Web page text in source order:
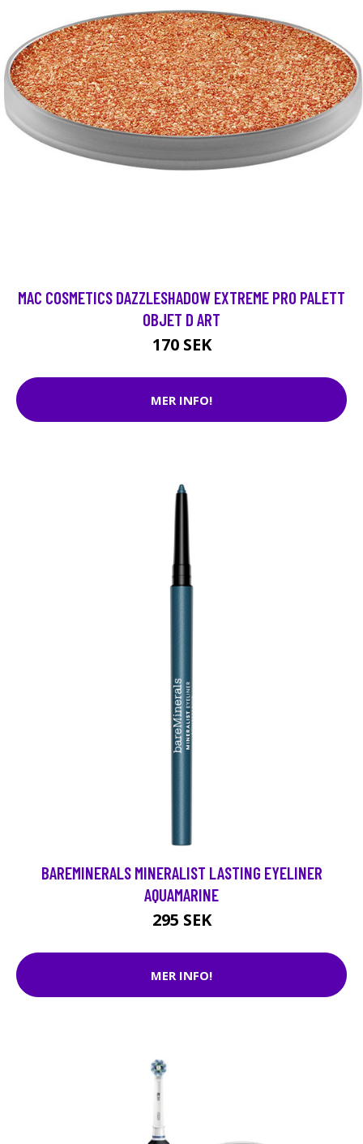
MAC COSMETICS DAZZLESHADOW EXTREME PRO PALETT
OBJET D ART
170 SEK
MER INFO!
BAREMINERALS MINERALIST LASTING EYELINER
AQUAMARINE
295 SEK
MER INFO!